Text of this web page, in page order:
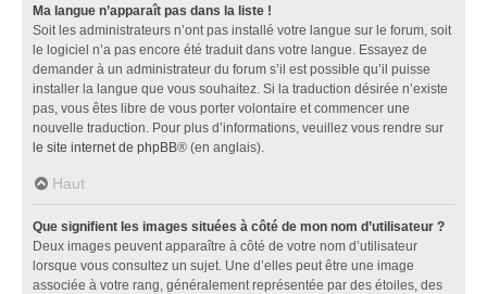
Ma langue n’apparaît pas dans la liste !
Soit les administrateurs n’ont pas installé votre langue sur le forum, soit
le logiciel n’a pas encore été traduit dans votre langue. Essayez de
demander à un administrateur du forum s’il est possible qu’il puisse
installer la langue que vous souhaitez. Si la traduction désirée n’existe
pas, vous êtes libre de vous porter volontaire et commencer une
nouvelle traduction. Pour plus d’informations, veuillez vous rendre sur
le site internet de phpBB® (en anglais).
Haut
Que signifient les images situées à côté de mon nom d’utilisateur ?
Deux images peuvent apparaître à côté de votre nom d’utilisateur
lorsque vous consultez un sujet. Une d’elles peut être une image
associée à votre rang, généralement représentée par des étoiles, des